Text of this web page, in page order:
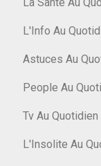
L'Info Au
Astuces Au
People Au
Tv Au Quotidien
L'Insolite Au